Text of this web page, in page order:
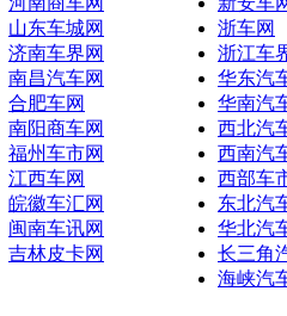
山东车城网
济南车界网
南昌汽车网
合肥车网
南阳商车网
福州车市网
江西车网
皖徽车汇网
闽南车讯网
吉林皮卡网
浙车网
浙江车
华东汽
华南汽
西北汽
西南汽
西部车
东北汽
华北汽
长三角
海峡汽